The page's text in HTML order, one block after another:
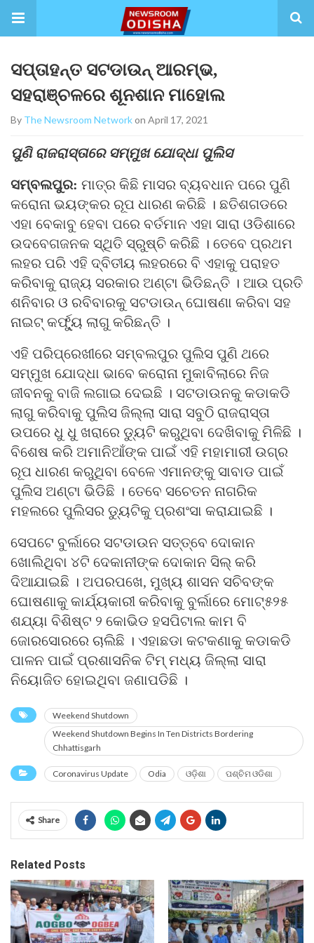
ସପ୍ତାହନ୍ତ ସଟଡାଉନ୍ ଆରମ୍ଭ,
ସହରାଞ୍ଚଳରେ ଶୂନଶାନ ମାହୋଲ
By The Newsroom Networkon April 17, 2021
ପୁଣି ରାଜରାସ୍ତାରେ ସମ୍ମୁଖ ଯୋଦ୍ଧା ପୁଲିସ
ସମ୍ବଲପୁର: ମାତ୍ର କିଛି ମାସର ବ୍ୟବଧାନ ପରେ ପୁଣି
କରୋନା ଭୟଙ୍କର ରୂପ ଧାରଣ କରିଛି । ଛତିଶଗଡରେ
ଏହା ବେକାବୁ ହେବା ପରେ ବର୍ତମାନ ଏହା ସାରା ଓଡିଶାରେ
ଉଦବେଗଜନକ ସ୍ଥିତି ସ୍ରୁଷ୍ଚି କରିଛି । ତେବେ ପ୍ରଥମ
ଲହର ପରି ଏହି ଦ୍ବିତୀୟ ଲହରରେ ବି ଏହାକୁ ପରାହତ
କରିବାକୁ ରାଜ୍ୟ ସରକାର ଅଣ୍ଟା ଭିଡିଛନ୍ତି । ଆଉ ପ୍ରତି
ଶନିବାର ଓ ରବିବାରକୁ ସଟଡାଉନ୍ ଘୋଷଣା କରିବା ସହ
ନାଇଟ୍ କର୍ଫ୍ୟୁ ଲାଗୁ କରିଛନ୍ତି ।
ଏହି ପରିପ୍ରେଖୀରେ ସମ୍ବଲପୁର ପୁଲିସ ପୁଣି ଥରେ
ସମ୍ମୁଖ ଯୋଦ୍ଧା ଭାବେ କରୋନା ମୁକାବିଲାରେ ନିଜ
ଜୀବନକୁ ବାଜି ଲଗାଇ ଦେଇଛି । ସଟଡାଉନକୁ କଡାକଡି
ଲାଗୁ କରିବାକୁ ପୁଲିସ ଜିଲ୍ଲା ସାରା ସବୁଠି ରାଜରାସ୍ତା
ଉପରେ ଧୁ ଧୁ ଖରାରେ ଡ୍ୟୁଟି କରୁଥିବା ଦେଖିବାକୁ ମିଳିଛି ।
ବିଶେଷ କରି ଅମାନିଆଁଙ୍କ ପାଇଁ ଏହି ମହାମାରୀ ଉଗ୍ର
ରୂପ ଧାରଣ କରୁଥିବା ବେଳେ ଏମାନଙ୍କୁ ସାବାଡ ପାଇଁ
ପୁଲିସ ଅଣ୍ଟା ଭିଡିଛି । ତେବେ ସଚେତନ ନାଗରିକ
ମହଲରେ ପୁଲିସର ଡ୍ୟୁଟିକୁ ପ୍ରଶଂସା କରାଯାଇଛି ।
ସେପଟେ ବୁର୍ଲାରେ ସଟଡାଉନ ସତ୍ତ୍ବେ ଦୋକାନ
ଖୋଲିଥିବା ୪ଟି ଦେକାନୀଙ୍କ ଦୋକାନ ସିଲ୍ କରି
ଦିଆଯାଇଛି । ଅପରପଖେ, ମୁଖ୍ୟ ଶାସନ ସଚିବଙ୍କ
ଘୋଷଣାକୁ କାର୍ଯ୍ୟକାରୀ କରିବାକୁ ବୁର୍ଲାରେ ମୋଟ୍୫୨୫
ଶଯ୍ୟା ବିଶିଷ୍ଟ ୨ କୋଭିଡ ହସପିଟାଲ କାମ ବି
ଜୋରସୋରରେ ଚାଲିଛି । ଏହାଛଡା କଟକଣାକୁ କଡାକଡି
ପାଳନ ପାଇଁ ପ୍ରଶାସନିକ ଟିମ୍ ମଧ୍ୟ ଜିଲ୍ଲା ସାରା
ନିୟୋଜିତ ହୋଇଥିବା ଜଣାପଡିଛି ।
Weekend Shutdown
Weekend Shutdown Begins In Ten Districts Bordering
Chhattisgarh
Coronavirus Update Odia ଓଡ଼ିଶା ପଶ୍ଚିମ ଓଡିଶା
Share
Related Posts